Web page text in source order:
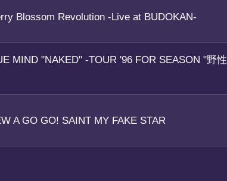
Blossom Revolution -Live at BUDOKAN-
MIND "NAKED" -TOUR '96 FOR SEASON "野性
A GO GO! SAINT MY FAKE STAR